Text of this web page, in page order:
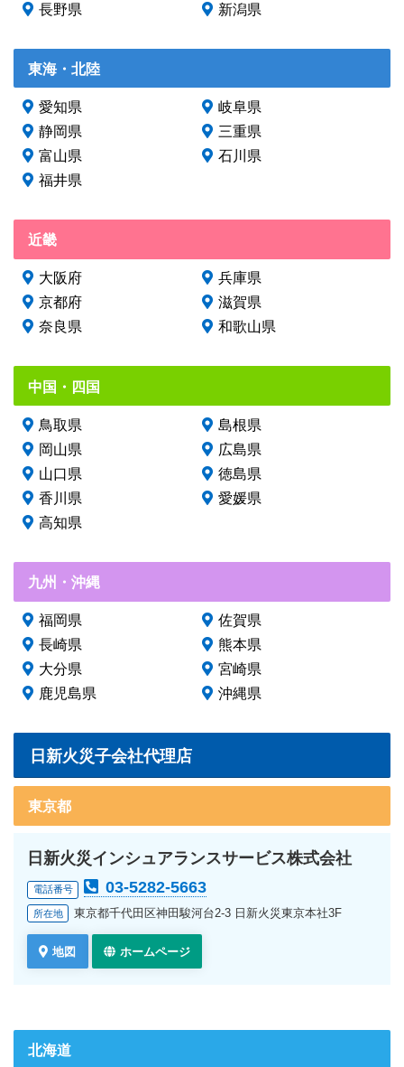
長野県
新潟県
東海・北陸
愛知県
岐阜県
静岡県
三重県
富山県
石川県
福井県
近畿
大阪府
兵庫県
京都府
滋賀県
奈良県
和歌山県
中国・四国
鳥取県
島根県
岡山県
広島県
山口県
徳島県
香川県
愛媛県
高知県
九州・沖縄
福岡県
佐賀県
長崎県
熊本県
大分県
宮崎県
鹿児島県
沖縄県
日新火災子会社代理店
東京都
日新火災インシュアランスサービス株式会社
電話番号 03-5282-5663
所在地 東京都千代田区神田駿河台2-3 日新火災東京本社3F
地図 ホームページ
北海道